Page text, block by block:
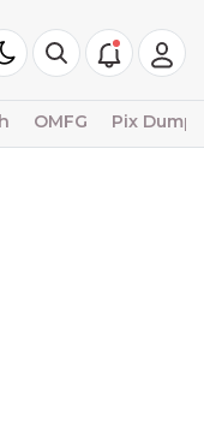
OMFG Pix Dump